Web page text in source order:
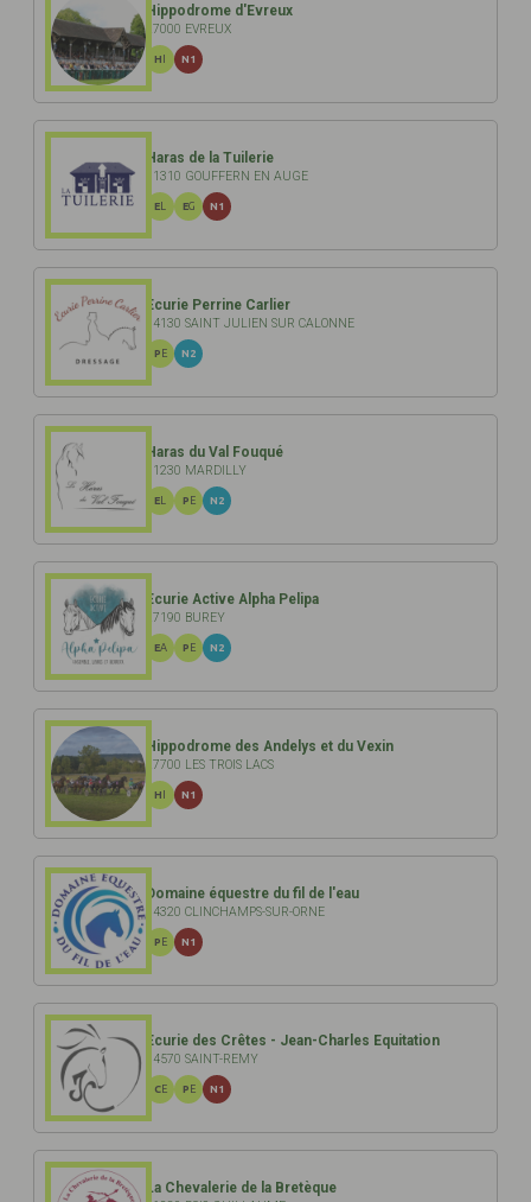
Hippodrome d'Evreux
27000 EVREUX
N1
Haras de la Tuilerie
61310 GOUFFERN EN AUGE
EL EG N1
Ecurie Perrine Carlier
14130 SAINT JULIEN SUR CALONNE
PE N2
Haras du Val Fouqué
61230 MARDILLY
EL PE N2
Ecurie Active Alpha Pelipa
27190 BUREY
EA PE N2
Hippodrome des Andelys et du Vexin
27700 LES TROIS LACS
N1
Domaine équestre du fil de l'eau
14320 CLINCHAMPS-SUR-ORNE
PE N1
Ecurie des Crêtes - Jean-Charles Equitation
14570 SAINT-REMY
CE PE N1
La Chevalerie de la Bretèque